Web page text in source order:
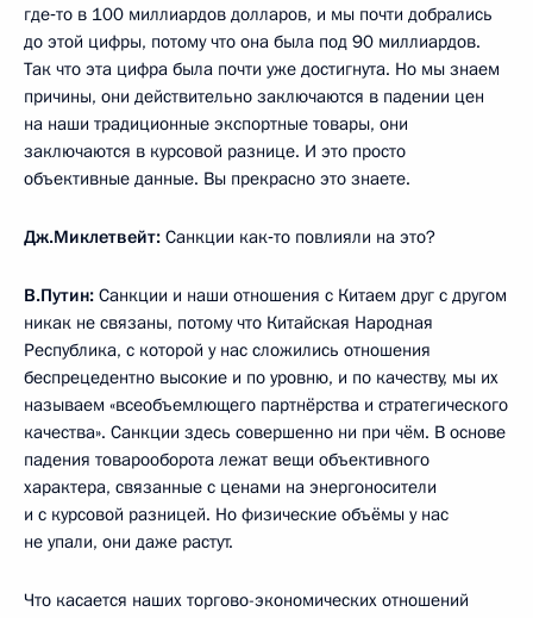
где‑то в 100 миллиардов долларов, и мы почти добрались
до этой цифры, потому что она была под 90 миллиардов.
Так что эта цифра была почти уже достигнута. Но мы знаем
причины, они действительно заключаются в падении цен
на наши традиционные экспортные товары, они
заключаются в курсовой разнице. И это просто
объективные данные. Вы прекрасно это знаете.
Дж.Миклетвейт: Санкции как‑то повлияли на это?
В.Путин: Санкции и наши отношения с Китаем друг с другом
никак не связаны, потому что Китайская Народная
Республика, с которой у нас сложились отношения
беспрецедентно высокие и по уровню, и по качеству, мы их
называем «всеобъемлющего партнёрства и стратегического
качества». Санкции здесь совершенно ни при чём. В основе
падения товарооборота лежат вещи объективного
характера, связанные с ценами на энергоносители
и с курсовой разницей. Но физические объёмы у нас
не упали, они даже растут.
Что касается наших торгово-экономических отношений